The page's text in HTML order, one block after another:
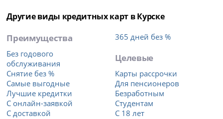
Другие виды кредитных карт в Курске
Преимущества
Без годового
обслуживания
Снятие без %
Самые выгодные
Лучшие кредитки
С онлайн-заявкой
С доставкой
365 дней без %
Целевые
Карты рассрочки
Для пенсионеров
Безработным
Студентам
С 18 лет